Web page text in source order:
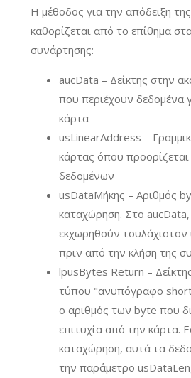
Η μέθοδος για την απόδειξη
καθορίζεται από το επίθημα
συνάρτησης:
aucData – Δείκτης στην
που περιέχουν δεδομένα
κάρτα
usLinearAddress –
κάρτας όπου
δεδομένων
usDataΜήκης – Αριθμός
καταχώρηση. Στο
εκχωρηθούν
πριν από την κλήση της
lpusBytes Return –
τύπου "ανυπόγραφο
ο αριθμός των byte που
επιτυχία από την κάρτα.
καταχώρηση, αυτά τα
την παράμετρο